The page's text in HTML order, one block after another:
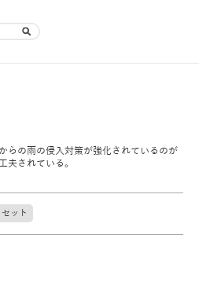
らの雨の侵入対策が強化されているのが
夫されている。
セット